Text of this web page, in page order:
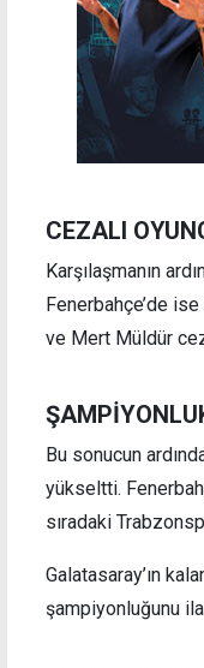
CEZALI
Karşılaşmanın
Fenerbahçe’de
ve Mert Müldür
Bu sonucun
yükseltti.
sıradaki
Galatasaray’ın
şampiyonluğunu